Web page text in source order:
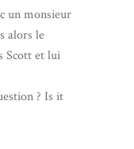
un monsieur
alors le
Scott et lui
? Is it